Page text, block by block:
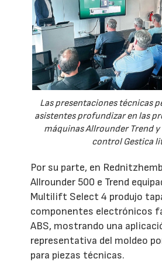
Las presentaciones técnicas
asistentes profundizar en las
máquinas Allrounder Trend y
control Gestica
Por su parte, en
Allrounder 500 e Trend
Multilift Select 4 produjo
componentes electrónicos
ABS, mostrando una
representativa del moldeo
para piezas técnicas.